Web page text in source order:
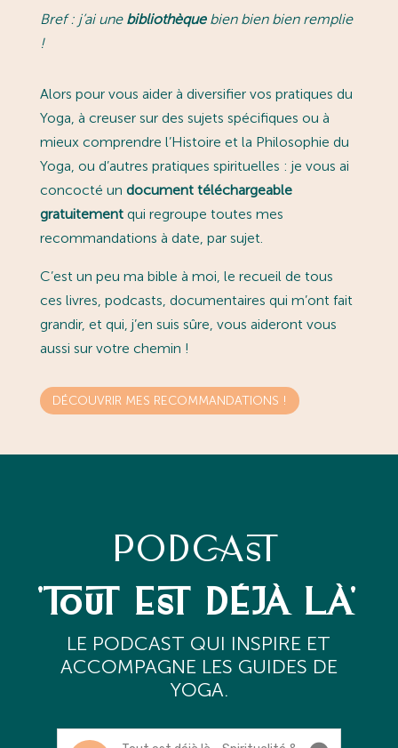
Bref : j’ai une bibliothèquebien bien bien remplie
!
Alors pour vous aider à diversifier vos pratiques du
Yoga, à creuser sur des sujets spécifiques ou à
mieux comprendre l’Histoire et la Philosophie du
Yoga, ou d’autres pratiques spirituelles : je vous ai
concocté un document téléchargeable
gratuitementqui regroupe toutes mes
recommandations à date, par sujet.
C’est un peu ma bible à moi, le recueil de tous
ces livres, podcasts, documentaires qui m’ont fait
grandir, et qui, j’en suis sûre, vous aideront vous
aussi sur votre chemin !
DÉCOUVRIR MES RECOMMANDATIONS !
PODCAST
'TOUT EST DÉJÀ LÀ'
LE PODCAST QUI INSPIRE ET
ACCOMPAGNE LES GUIDES DE
YOGA.